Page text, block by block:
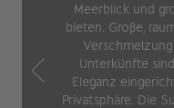
Meerblick und
bieten. Große,
Unterkünfte
Eleganz
Privatsphäre. Die